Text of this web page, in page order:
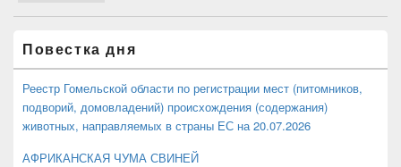
основной
боковой
панели
Повестка дня
Реестр Гомельской области по регистрации мест (питомников,
подворий, домовладений) происхождения (содержания)
животных, направляемых в страны ЕС на 20.07.2026
АФРИКАНСКАЯ ЧУМА СВИНЕЙ